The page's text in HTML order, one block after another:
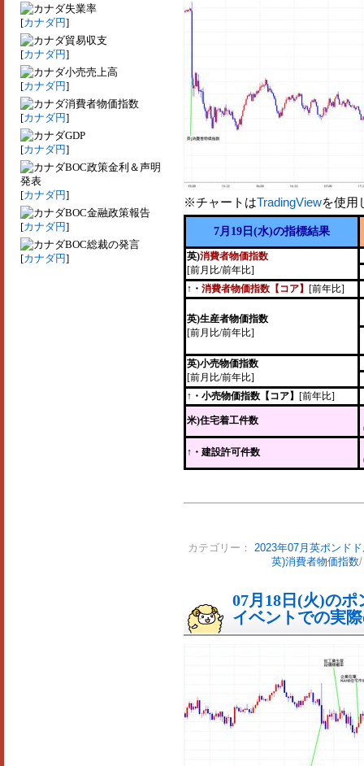
失業率
[カナダ円]
貿易収支
[カナダ円]
小売売上高
[カナダ円]
消費者物価指数
[カナダ円]
GDP
[カナダ円]
BOC政策金利＆声明
発表
[カナダ円]
BOC金融政策報告
[カナダ円]
BOC総裁の発言
[カナダ円]
※チャートはTradingViewを使用
7月19日(水)の指標結果
英)消費者物価指数
[前月比/前年比]
↑・ 消費者物価指数【コア】 [前年比]
英)生産者物価指数
[前月比/前年比]
英)小売物価指数
[前月比/前年比]
↑・小売物価指数【コア】 [前年比]
米)住宅着工件数
↑・建設許可件数
カテゴリー： 2023年07月英ポンド
英)消費者物価指数
07月18日(火)の
イベントでの実